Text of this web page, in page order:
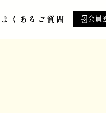
よくあるご質問 会員